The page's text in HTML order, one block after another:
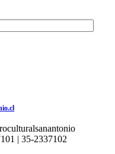
| 35-2337102